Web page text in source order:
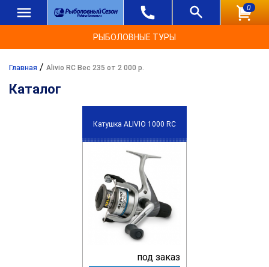
0
РЫБОЛОВНЫЕ ТУРЫ
Главная / Alivio RC Вес 235 от 2 000 р.
Каталог
Катушка ALIVIO 1000 RC
под заказ